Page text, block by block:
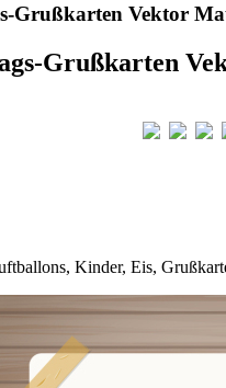
Grußkarten Vektor
Grußkarten
Kinder, Eis,